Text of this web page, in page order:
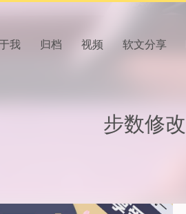
我 归档 视频 软文分享
步数修改